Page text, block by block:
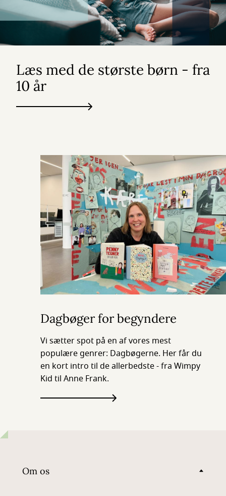
Læs med de største børn - fra
10 år
Dagbøger for begyndere
Vi sætter spot på en af vores mest
populære genrer: Dagbøgerne. Her får du
en kort intro til de allerbedste - fra Wimpy
Kid til Anne Frank.
Om os